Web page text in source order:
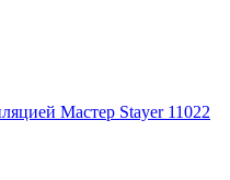
Мастер Stayer 11022